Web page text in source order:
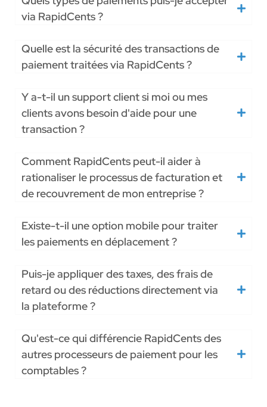
via RapidCents ?
Quelle est la sécurité des transactions de
paiement traitées via RapidCents ?
Y a-t-il un support client si moi ou mes
clients avons besoin d'aide pour une
transaction ?
Comment RapidCents peut-il aider à
rationaliser le processus de facturation et
de recouvrement de mon entreprise ?
Existe-t-il une option mobile pour traiter
les paiements en déplacement ?
Puis-je appliquer des taxes, des frais de
retard ou des réductions directement via
la plateforme ?
Qu'est-ce qui différencie RapidCents des
autres processeurs de paiement pour les
comptables ?